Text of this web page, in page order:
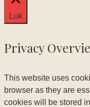
Luk
Privacy
This website uses
browser as they are
cookies will be stored